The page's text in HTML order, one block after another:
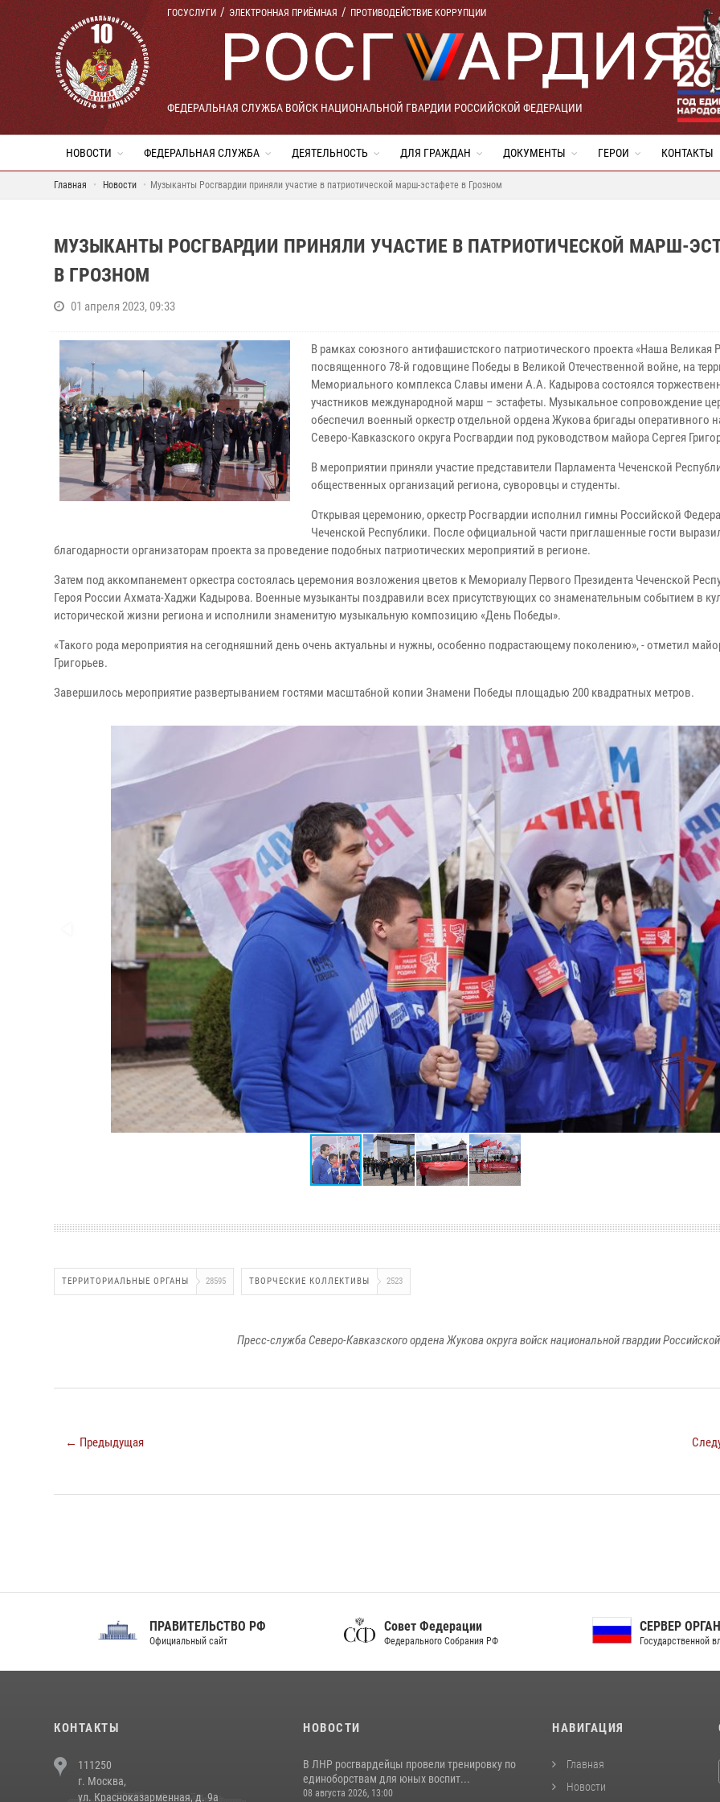
ГОСУСЛУГИ ЭЛЕКТРОННАЯ ПРИЁМНАЯ ПРОТИВОДЕЙСТВИЕ КОРРУПЦИИ
ФЕДЕРАЛЬНАЯ СЛУЖБА ВОЙСК НАЦИОНАЛЬНОЙ ГВАРДИИ РОССИЙСКОЙ ФЕДЕРАЦИИ
НОВОСТИ ФЕДЕРАЛЬНАЯ СЛУЖБА ДЕЯТЕЛЬНОСТЬ ДЛЯ ГРАЖДАН ДОКУМЕНТЫ ГЕРОИ КОНТАКТЫ
Главная Новости Музыканты Росгвардии приняли участие в патриотической марш-эстафете в Грозном
МУЗЫКАНТЫ РОСГВАРДИИ ПРИНЯЛИ УЧАСТИЕ В ПАТРИОТИЧЕСКОЙ МАРШ-
В ГРОЗНОМ
01 апреля 2023, 09:33
В рамках союзного антифашистского патриотического проекта «Наша Великая
посвященного 78-й годовщине Победы в Великой Отечественной войне, на
Мемориального комплекса Славы имени А.А. Кадырова состоялся
участников международной марш – эстафеты. Музыкальное сопровождение
обеспечил военный оркестр отдельной ордена Жукова бригады оперативного
Северо-Кавказского округа Росгвардии под руководством майора Сергея
В мероприятии приняли участие представители Парламента Чеченской
общественных организаций региона, суворовцы и студенты.
Открывая церемонию, оркестр Росгвардии исполнил гимны Российской
Чеченской Республики. После официальной части приглашенные гости
благодарности организаторам проекта за проведение подобных патриотических мероприятий в регионе.
Затем под аккомпанемент оркестра состоялась церемония возложения цветов к Мемориалу Первого Президента Чеченской
Героя России Ахмата-Хаджи Кадырова. Военные музыканты поздравили всех присутствующих со знаменательным событием в
исторической жизни региона и исполнили знаменитую музыкальную композицию «День Победы».
«Такого рода мероприятия на сегодняшний день очень актуальны и нужны, особенно подрастающему поколению», - отметил
Григорьев.
Завершилось мероприятие развертыванием гостями масштабной копии Знамени Победы площадью 200 квадратных метров.
ТЕРРИТОРИАЛЬНЫЕ ОРГАНЫ 28595 ТВОРЧЕСКИЕ КОЛЛЕКТИВЫ 2523
Пресс-служба Северо-Кавказского ордена Жукова округа войск национальной гвардии
← Предыдущая
ПРАВИТЕЛЬСТВО РФ
Официальный сайт
Совет Федерации
Федерального Собрания РФ
СЕРВЕР ОРГАНОВ
Государственной власти РФ
КОНТАКТЫ
111250
г. Москва,
ул. Красноказарменная, д. 9а
НОВОСТИ
В ЛНР росгвардейцы провели тренировку по
единоборствам для юных воспит...
08 августа 2026, 13:00
НАВИГАЦИЯ
Главная
Новости